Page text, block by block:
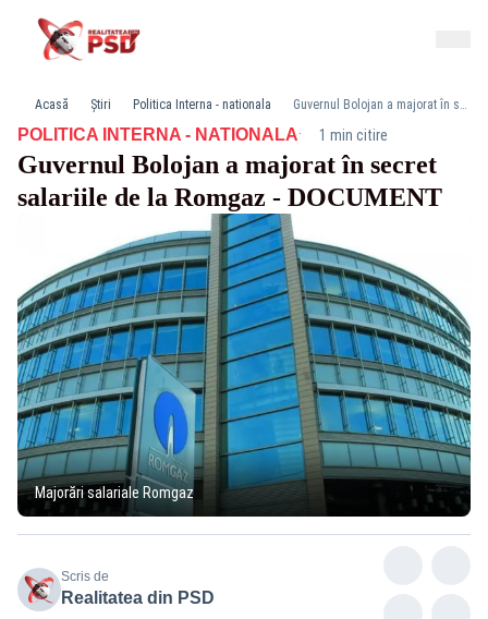
Acasă Știri Politica Interna - nationala Guvernul Bolojan a majorat în secret salariile de la Romgaz - DOCUMENT
POLITICA INTERNA - NATIONALA· 1 min citire
Guvernul Bolojan a majorat în secret
salariile de la Romgaz - DOCUMENT
Majorări salariale Romgaz
Scris de
Realitatea din PSD